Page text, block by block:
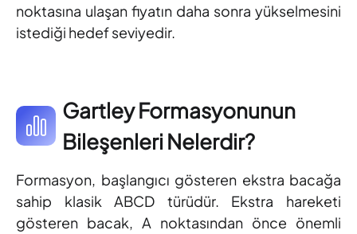
noktasına ulaşan fiyatın daha sonra yükselmesini
istediği hedef seviyedir.
Gartley Formasyonunun
Bileşenleri Nelerdir?
Formasyon, başlangıcı gösteren ekstra bacağa
sahip klasik ABCD türüdür. Ekstra hareketi
gösteren bacak, A noktasından önce önemli